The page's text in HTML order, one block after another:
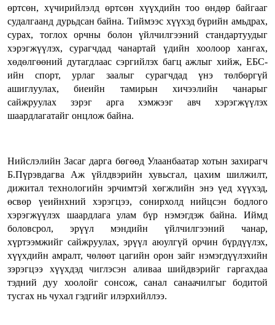
өртсөн, хүчирийлэлд өртсөн хүүхдийн тоо өндөр байгааг
судалгаанд дурьдсан байна. Тиймээс хүүхэд бүрийн амьдрах,
сурах, тоглох орчны болон үйлчилгээний стандартуудыг
хэрэгжүүлэх, сурагчдад чанартай үдийн хоолоор хангах,
хөдөлгөөний дутагдлаас сэргийлэх багц ажлыг хийж, ЕБС-
ийн спорт, урлаг заалыг сурагчдад үнэ төлбөргүй
ашиглуулах, биеийн тамирын хичээлийн чанарыг
сайжруулах зэрэг арга хэмжээг авч хэрэгжүүлэх
шаардлагатайг онцлож байна.
Нийслэлийн Засаг дарга бөгөөд Улаанбаатар хотын захирагч
Б.Пүрэвдагва Аж үйлдвэрийн хувьсгал, цахим шилжилт,
дижитал технологийн эрчимтэй хөгжлийн энэ үед хүүхэд,
өсвөр үеийнхний хэрэгцээ, сонирхолд нийцсэн бодлого
хэрэгжүүлэх шаардлага улам бүр нэмэгдэж байна. Иймд
боловсрол, эрүүл мэндийн үйлчилгээний чанар,
хүртээмжийг сайжруулах, эрүүл аюулгүй орчин бүрдүүлэх,
хүүхдийн амралт, чөлөөт цагийн орон зайг нэмэгдүүлэхийн
зэрэгцээ хүүхдэд чиглэсэн аливаа шийдвэрийг гаргахдаа
тэдний дуу хоолойг сонсож, санал санаачилгыг бодитой
тусгах нь чухал гэдгийг илэрхийллээ.